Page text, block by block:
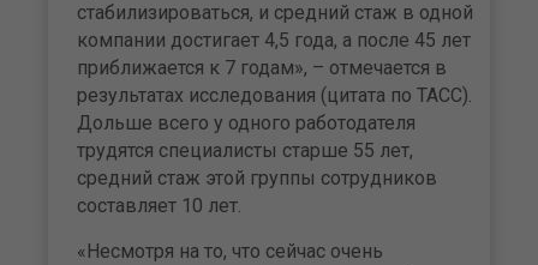
стабилизироваться, и средний стаж в одной
компании достигает 4,5 года, а после 45 лет
приближается к 7 годам», – отмечается в
результатах исследования (цитата по ТАСС).
Дольше всего у одного работодателя
трудятся специалисты старше 55 лет,
средний стаж этой группы сотрудников
составляет 10 лет.
«Несмотря на то, что сейчас очень